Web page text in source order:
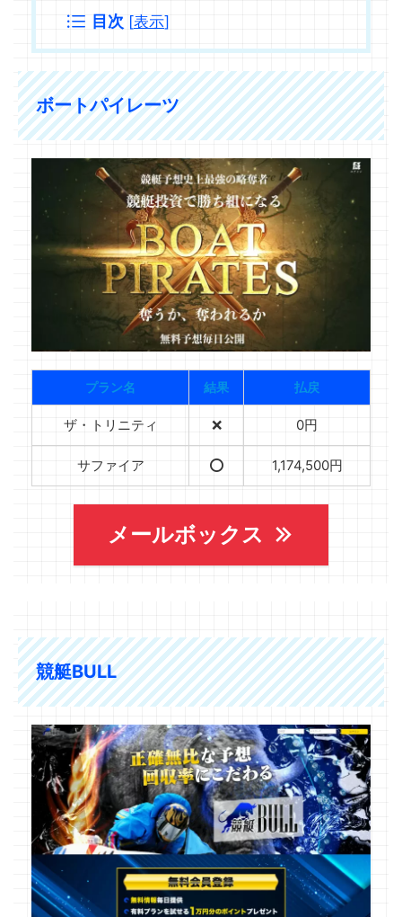
目次 [表示]
ボートパイレーツ
プラン名 結果 払戻
ザ・トリニティ ❌ 0円
サファイア ⭕️ 1,174,500円
メールボックス
競艇BULL